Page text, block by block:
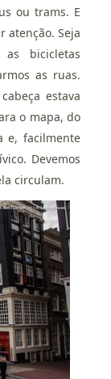
ou trams. E
atenção. Seja
bicicletas
as ruas.
estava
o mapa, do
e, facilmente
Devemos
circulam.